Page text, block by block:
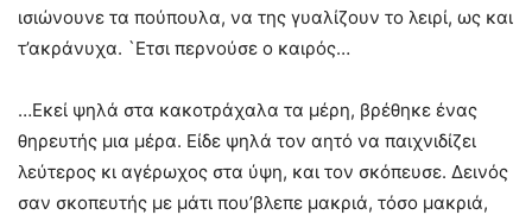
ισιώνουνε τα πούπουλα, να της γυαλίζουν το λειρί, ως και
τ’ακράνυχα. `Ετσι περνούσε ο καιρός…
…Εκεί ψηλά στα κακοτράχαλα τα μέρη, βρέθηκε ένας
θηρευτής μια μέρα. Είδε ψηλά τον αητό να παιχνιδίζει
λεύτερος κι αγέρωχος στα ύψη, και τον σκόπευσε. Δεινός
σαν σκοπευτής με μάτι που’βλεπε μακριά, τόσο μακριά,